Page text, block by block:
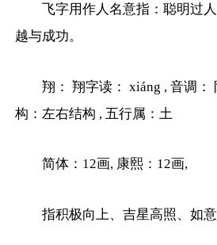
飞字用作人名意指：聪明过
越与成功。
翔： 翔字读： xiáng , 音调：
构：左右结构 , 五行属：土
简体：12画, 康熙：12画,
指积极向上、吉星高照、如意